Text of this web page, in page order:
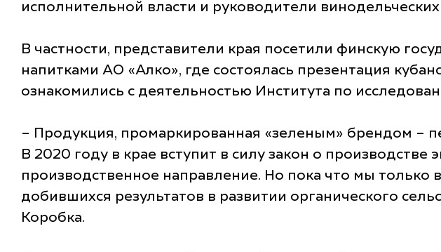
исполнительной власти и руководители
В частности, представители края посетили финскую
напитками АО «Алко», где состоялась презентация
ознакомились с деятельностью Института по
– Продукция, промаркированная «зеленым» брендом –
В 2020 году в крае вступит в силу закон о
производственное направление. Но пока что мы только
добившихся результатов в развитии органического
Коробка.